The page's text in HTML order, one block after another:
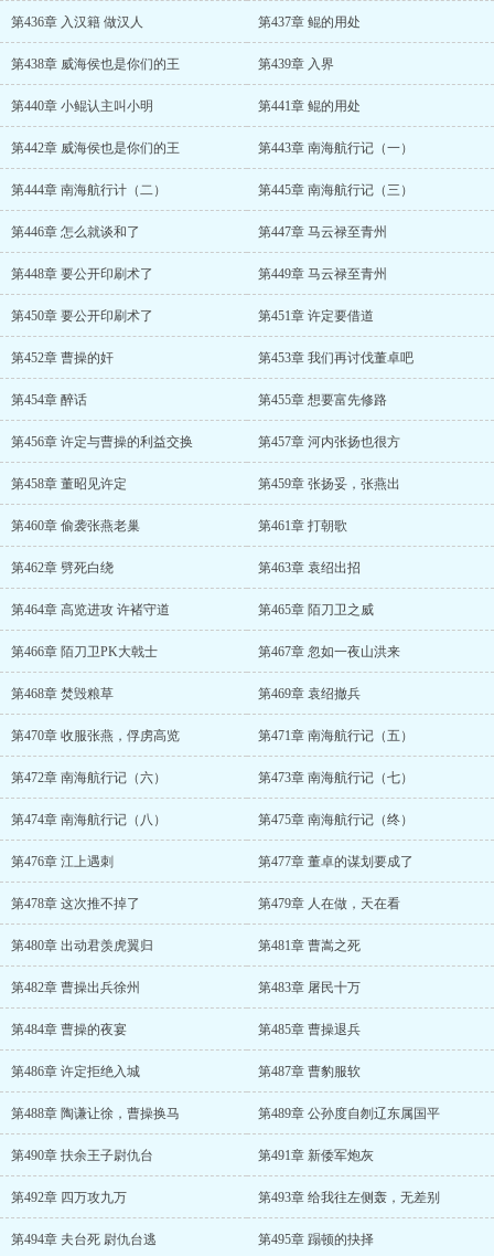
第436章 入汉籍 做汉人 第437章 鲲的用处
第438章 威海侯也是你们的王 第439章 入界
第440章 小鲲认主叫小明 第441章 鲲的用处
第442章 威海侯也是你们的王 第443章 南海航行记（一）
第444章 南海航行计（二） 第445章 南海航行记（三）
第446章 怎么就谈和了 第447章 马云禄至青州
第448章 要公开印刷术了 第449章 马云禄至青州
第450章 要公开印刷术了 第451章 许定要借道
第452章 曹操的奸 第453章 我们再讨伐董卓吧
第454章 醉话 第455章 想要富先修路
第456章 许定与曹操的利益交换 第457章 河内张扬也很方
第458章 董昭见许定 第459章 张扬妥，张燕出
第460章 偷袭张燕老巢 第461章 打朝歌
第462章 劈死白绕 第463章 袁绍出招
第464章 高览进攻 许褚守道 第465章 陌刀卫之威
第466章 陌刀卫PK大戟士 第467章 忽如一夜山洪来
第468章 焚毁粮草 第469章 袁绍撤兵
第470章 收服张燕，俘虏高览 第471章 南海航行记（五）
第472章 南海航行记（六） 第473章 南海航行记（七）
第474章 南海航行记（八） 第475章 南海航行记（终）
第476章 江上遇刺 第477章 董卓的谋划要成了
第478章 这次推不掉了 第479章 人在做，天在看
第480章 出动君羡虎翼归 第481章 曹嵩之死
第482章 曹操出兵徐州 第483章 屠民十万
第484章 曹操的夜宴 第485章 曹操退兵
第486章 许定拒绝入城 第487章 曹豹服软
第488章 陶谦让徐，曹操换马 第489章 公孙度自刎辽东属国平
第490章 扶余王子尉仇台 第491章 新倭军炮灰
第492章 四万攻九万 第493章 给我往左侧轰，无差别
第494章 夫台死 尉仇台逃 第495章 蹋顿的抉择